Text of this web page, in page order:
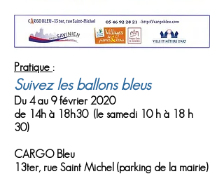
Pratique :
Suivez les ballons bleus
Du 4 au 9 février 2020
de 14h à 18h30 (le samedi 10 h à 18 h
30)
CARGO Bleu
13ter, rue Saint Michel (parking de la mairie)